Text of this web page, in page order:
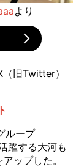
より
旧Twitter）
ループ
躍する大河も
ップした。